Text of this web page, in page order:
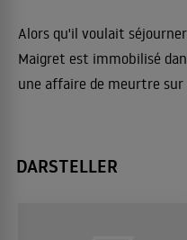
Alors qu'il voulait
Maigret est immobilisé
une affaire de meurtre sur
DARSTELLER